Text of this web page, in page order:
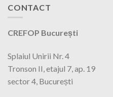
CONTACT
CREFOP București
Splaiul Unirii Nr. 4
Tronson II, etajul 7, ap. 19
sector 4, București